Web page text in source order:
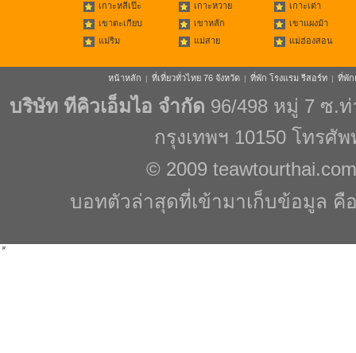
เกาะหลีเป๊ะ
เกาะหวาย
เกาะเต่า
เขาตะเกียบ
เขาหลัก
เขาแผงม้า
แม่ริม
แม่สาย แม่ฮ่องสอน
หน้าหลัก | ที่เที่ยวทั่วไทย 76 จังหวัด | ที่พัก โรงแรม รีสอร์ท | ที่พัก
บริษัท ทีคิวเอ็มไอ จำกัด 96/498 หมู่ 7 ซ.
กรุงเทพฯ 10150 โทรศั
© 2009 teawtourthai.com
บอทตัวล่าสุดที่เข้ามาเก็บข้อมูล คือ